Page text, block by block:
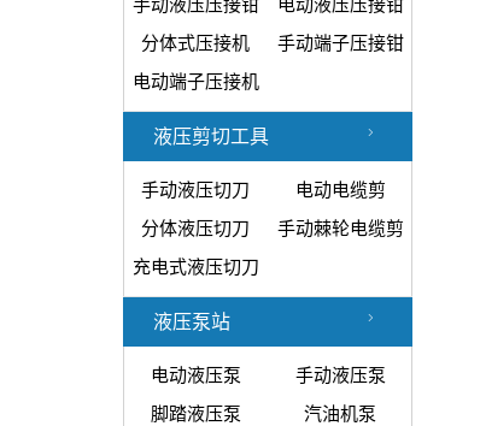
手动液压压接钳
电动液压压接钳
分体式压接机
手动端子压接钳
电动端子压接机
液压剪切工具
手动液压切刀
电动电缆剪
分体液压切刀
手动棘轮电缆剪
充电式液压切刀
液压泵站
电动液压泵
手动液压泵
脚踏液压泵
汽油机泵